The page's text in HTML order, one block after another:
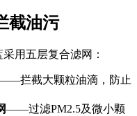
截油污
用五层复合滤网：
拦截大颗粒油滴，防止
——过滤PM2.5及微小颗